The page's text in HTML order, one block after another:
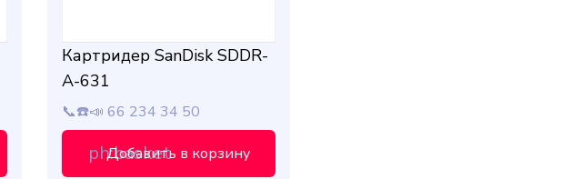
Картридер SanDisk SDDR-
A-631
📞☎️📣 66 234 34 50
ph:basket
Добавить в корзину